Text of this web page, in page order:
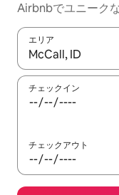
Airbnbでユニーク
エリア
検索結果が表示さ
チェックイン
チェックアウト